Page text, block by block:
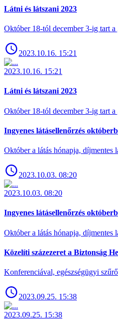
Látni és látszani 2023
Október 18-tól december 3-ig tart
2023.10.16. 15:21
2023.10.16. 15:21
Látni és látszani 2023
Október 18-tól december 3-ig tart
Ingyenes látásellenőrzés
Október a látás hónapja, díjmentes
2023.10.03. 08:20
2023.10.03. 08:20
Ingyenes látásellenőrzés
Október a látás hónapja, díjmentes
Közelíti százezeret a Biztonság
Konferenciával, egészségügyi
2023.09.25. 15:38
2023.09.25. 15:38